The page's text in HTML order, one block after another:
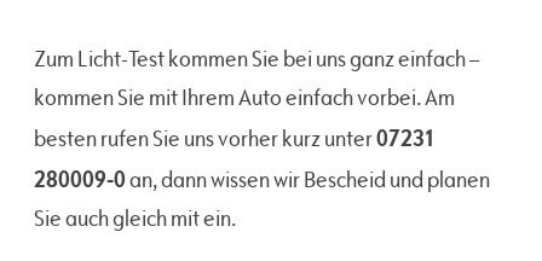
Zum Licht-Test kommen Sie bei uns ganz einfach –
kommen Sie mit Ihrem Auto einfach vorbei. Am
besten rufen Sie uns vorher kurz unter07231
280009-0an, dann wissen wir Bescheid und planen
Sie auch gleich mit ein.